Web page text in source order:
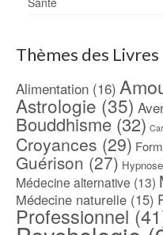
Thèmes des Livres
Alimentation (16)
Astrologie (35)
Bouddhisme (32)
Croyances (29)
Guérison (27) Hypnose
Médecine alternative (13)
Médecine naturelle (15)
Professionnel